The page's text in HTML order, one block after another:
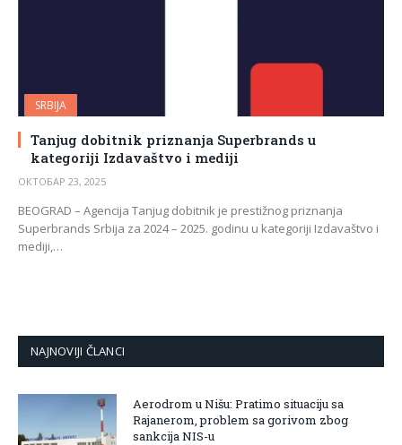
SRBIJA
Tanjug dobitnik priznanja Superbrands u
kategoriji Izdavaštvo i mediji
ОКТОБАР 23, 2025
BEOGRAD – Agencija Tanjug dobitnik je prestižnog priznanja
Superbrands Srbija za 2024 – 2025. godinu u kategoriji Izdavaštvo i
mediji,…
NAJNOVIJI ČLANCI
Aerodrom u Nišu: Pratimo situaciju sa
Rajanerom, problem sa gorivom zbog
sankcija NIS-u